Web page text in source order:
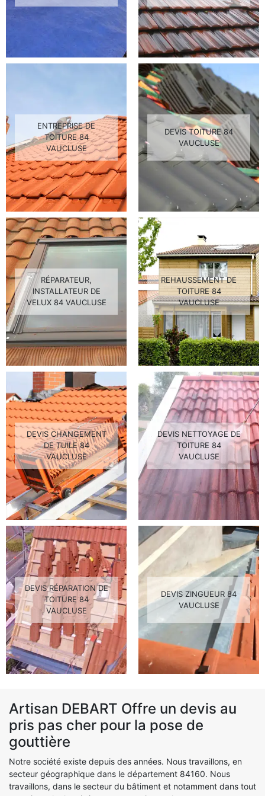
ENTREPRISE DE
TOITURE 84
VAUCLUSE
DEVIS TOITURE 84
VAUCLUSE
RÉPARATEUR,
INSTALLATEUR DE
VELUX 84 VAUCLUSE
REHAUSSEMENT DE
TOITURE 84
VAUCLUSE
DEVIS CHANGEMENT
DE TUILE 84
VAUCLUSE
DEVIS NETTOYAGE DE
TOITURE 84
VAUCLUSE
DEVIS RÉPARATION DE
TOITURE 84
VAUCLUSE
DEVIS ZINGUEUR 84
VAUCLUSE
Artisan DEBART Offre un devis au
pris pas cher pour la pose de
gouttière
Notre société existe depuis des années. Nous travaillons, en
secteur géographique dans le département 84160. Nous
travaillons, dans le secteur du bâtiment et notamment dans tout